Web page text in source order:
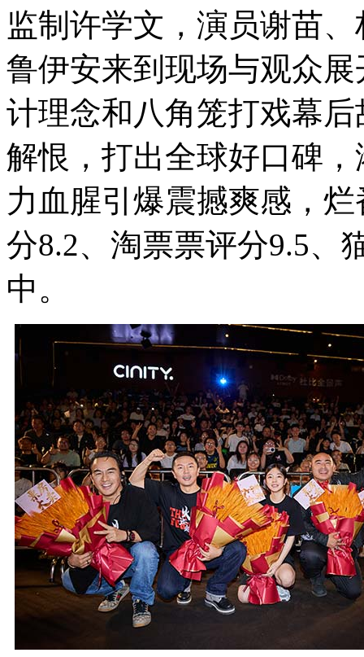
监制许学文，演员谢苗
鲁伊安来到现场与观众
计理念和八角笼打戏幕
解恨，打出全球好口碑
力血腥引爆震撼爽感，
分8.2、淘票票评分9.5、
中。